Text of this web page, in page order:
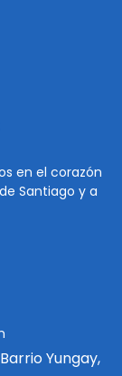
en el corazón
Santiago y a
Yungay,